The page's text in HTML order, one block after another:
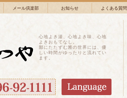
メール倶楽部 お知らせ よくある質問
心地よき湯、心地よき味、心地
よきおもてなし。
鄙にたたずむ雅の世界には、優
しい時間がゆったりと流れてい
ます。